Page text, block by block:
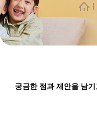
|
궁금한 점과 제안을 남